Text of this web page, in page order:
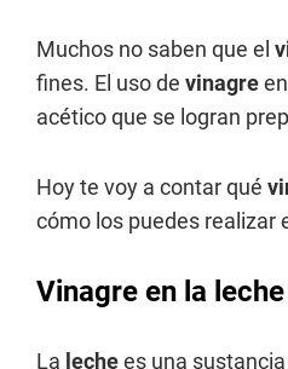
Muchos no saben que el
fines. El uso de vinagre
acético que se logran
Hoy te voy a contar qué
cómo los puedes realizar
Vinagre en la
La lechees una